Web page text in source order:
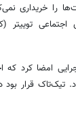
را خریداری
امضا کرد که